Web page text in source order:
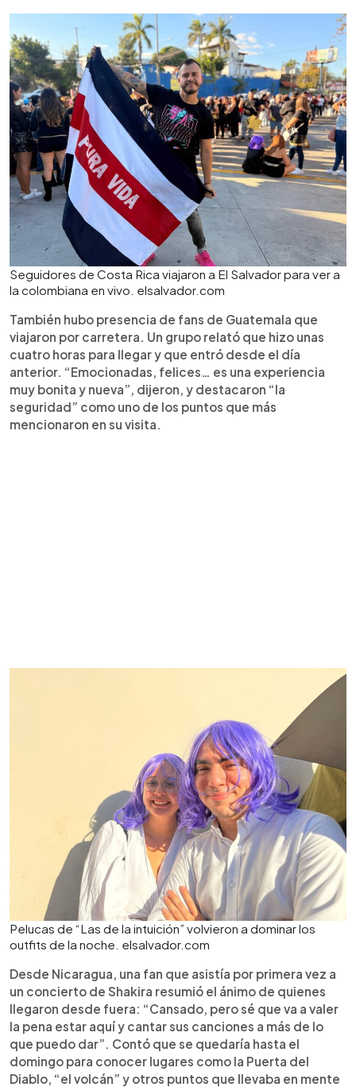
Seguidores de Costa Rica viajaron a El Salvador para ver a
la colombiana en vivo. elsalvador.com
También hubo presencia de fans de Guatemala que
viajaron por carretera. Un grupo relató que hizo unas
cuatro horas para llegar y que entró desde el día
anterior. “Emocionadas, felices… es una experiencia
muy bonita y nueva”, dijeron, y destacaron “la
seguridad” como uno de los puntos que más
mencionaron en su visita.
Pelucas de “Las de la intuición” volvieron a dominar los
outfits de la noche. elsalvador.com
Desde Nicaragua, una fan que asistía por primera vez a
un concierto de Shakira resumió el ánimo de quienes
llegaron desde fuera: “Cansado, pero sé que va a valer
la pena estar aquí y cantar sus canciones a más de lo
que puedo dar”. Contó que se quedaría hasta el
domingo para conocer lugares como la Puerta del
Diablo, “el volcán” y otros puntos que llevaba en mente